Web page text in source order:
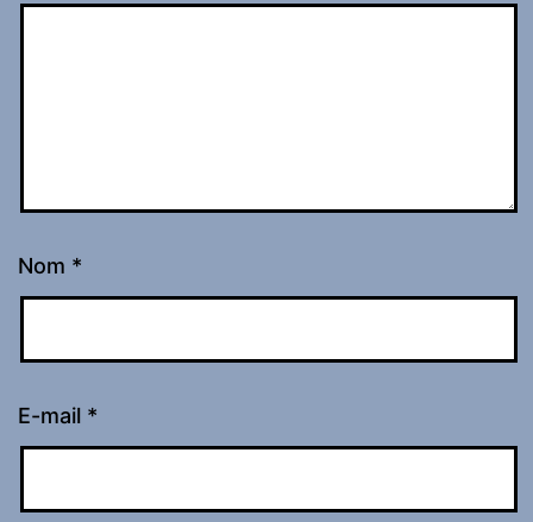
Nom *
E-mail *